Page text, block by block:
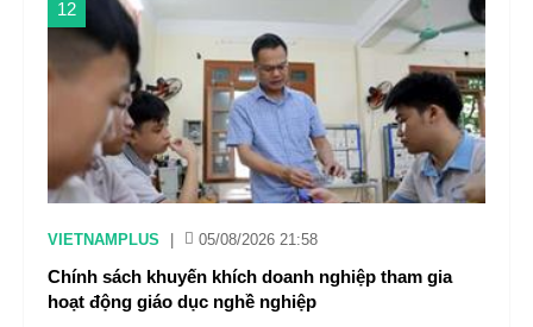
12
VIETNAMPLUS 05/08/2026 21:58
Chính sách khuyến khích doanh nghiệp tham gia
hoạt động giáo dục nghề nghiệp